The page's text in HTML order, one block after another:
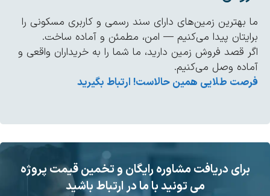
بهترین زمین‌های دارای سند رسمی و کاربری مسکونی را
پیدا می‌کنیم — امن، مطمئن و آماده ساخت.
قصد فروش زمین دارید، ما شما را به خریداران واقعی و
وصل می‌کنیم.
طلایی همین حالاست! ارتباط بگیرید
برای دریافت مشاوره رایگان و تخمین قیمت پروژه
می تونید با ما در ارتباط باشید